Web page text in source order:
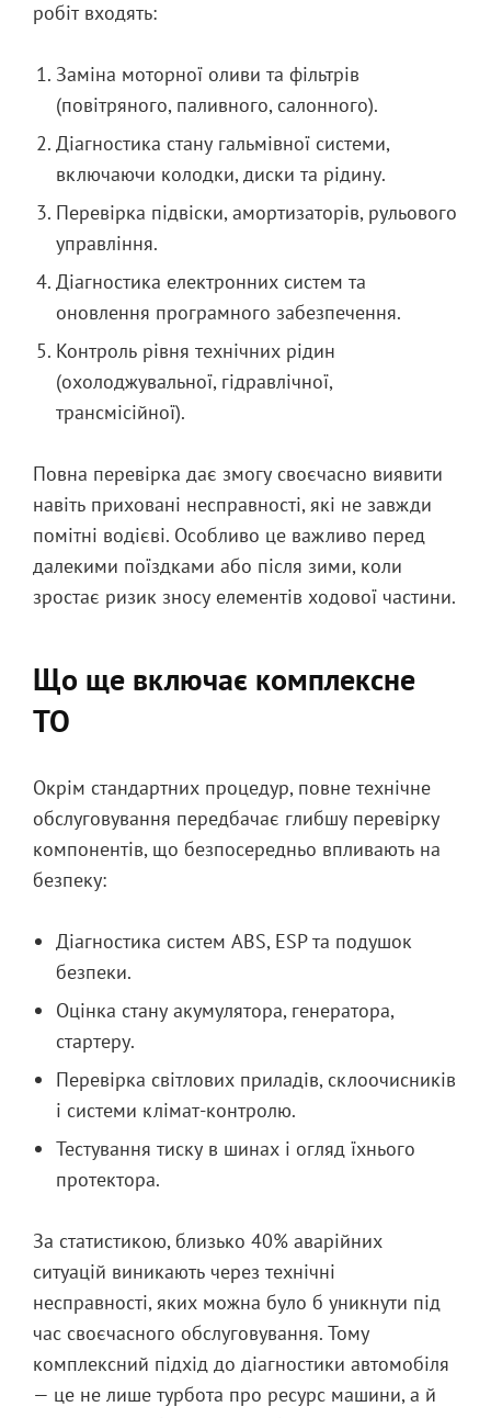
робіт входять:
Заміна моторної оливи та фільтрів
(повітряного, паливного, салонного).
Діагностика стану гальмівної системи,
включаючи колодки, диски та рідину.
Перевірка підвіски, амортизаторів, рульового
управління.
Діагностика електронних систем та
оновлення програмного забезпечення.
Контроль рівня технічних рідин
(охолоджувальної, гідравлічної,
трансмісійної).
Повна перевірка дає змогу своєчасно виявити
навіть приховані несправності, які не завжди
помітні водієві. Особливо це важливо перед
далекими поїздками або після зими, коли
зростає ризик зносу елементів ходової частини.
Що ще включає комплексне
ТО
Окрім стандартних процедур, повне технічне
обслуговування передбачає глибшу перевірку
компонентів, що безпосередньо впливають на
безпеку:
Діагностика систем ABS, ESP та подушок
безпеки.
Оцінка стану акумулятора, генератора,
стартеру.
Перевірка світлових приладів, склоочисників
і системи клімат-контролю.
Тестування тиску в шинах і огляд їхнього
протектора.
За статистикою, близько 40% аварійних
ситуацій виникають через технічні
несправності, яких можна було б уникнути під
час своєчасного обслуговування. Тому
комплексний підхід до діагностики автомобіля
— це не лише турбота про ресурс машини, а й